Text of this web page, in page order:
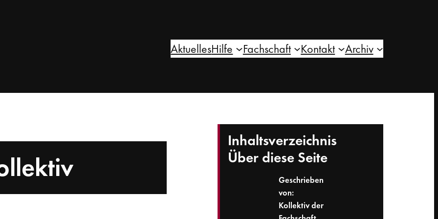
AktuellesHilfe Fachschaft Kontakt Archiv
Inhaltsverzeichnis
Über diese Seite
Geschrieben
von:
Kollektiv der